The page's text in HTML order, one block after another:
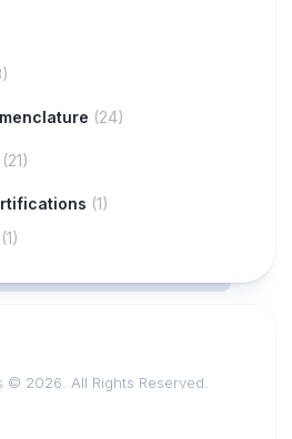
(24)
(21)
(1)
(1)
© 2026. All Rights Reserved.